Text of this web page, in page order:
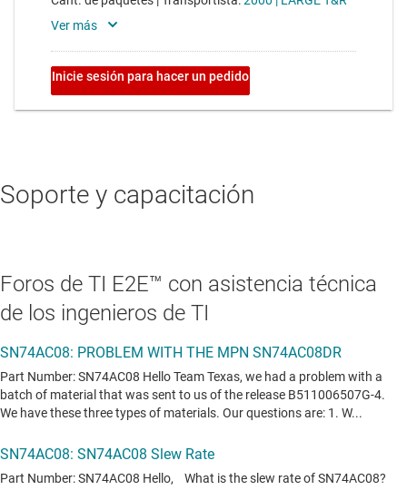
Soporte y capacitación
Foros de TI E2E™ con asistencia técnica
de los ingenieros de TI